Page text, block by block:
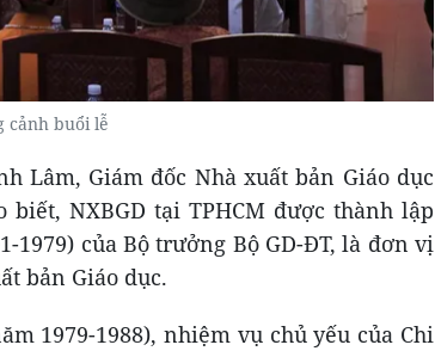
cảnh buổi lễ
Lâm, Giám đốc Nhà xuất bản Giáo dục
biết, NXBGD tại TPHCM được thành lập
1979) của Bộ trưởng Bộ GD-ĐT, là đơn vị
bản Giáo dục.
1979-1988), nhiệm vụ chủ yếu của Chi